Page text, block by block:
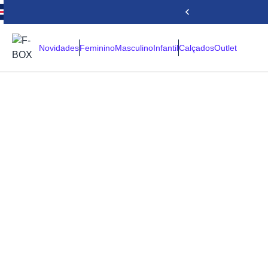
NovidadesFemininoMasculinoInfantilCalçadosOutlet